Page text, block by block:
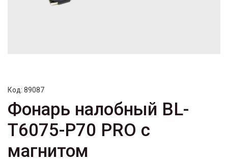
Код: 89087
Фонарь налобный BL-
T6075-P70 PRO с
магнитом